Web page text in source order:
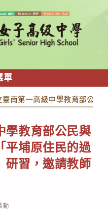
單
臺南第一高級中學教育部公民
學教育部公民與
平埔原住民的過
研習，邀請教師
動